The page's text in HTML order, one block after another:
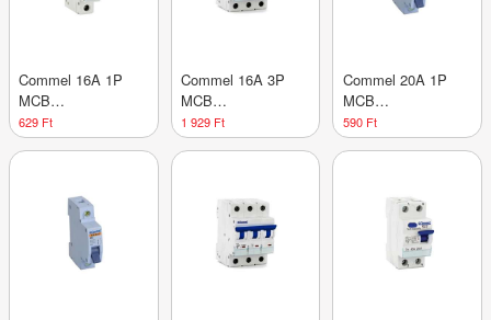
Commel 16A 1P
MCB
kismegszakító, B
karakterisztikával,
629 Ft
Commel 16A 3P
MCB
kismegszakító, C
karakterisztikával,
1 929 Ft
Commel 20A 1P
MCB
kismegszakító, B
karakterisztikával,
590 Ft